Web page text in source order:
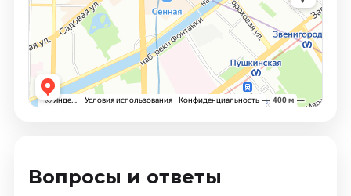
Вопросы и ответы